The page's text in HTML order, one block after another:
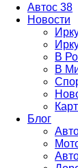
Автос 38
Новости
В
В
Блог